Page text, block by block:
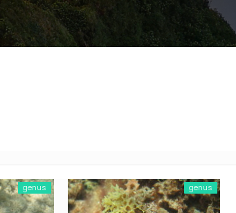
genus genus